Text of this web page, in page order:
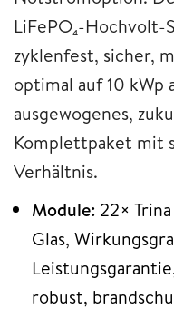
LiFePO₄-Hochvolt-
zyklenfest, sicher,
optimal auf 10
ausgewogenes,
Komplettpaket mit
Verhältnis.
Module: 22×
Glas,
robust,